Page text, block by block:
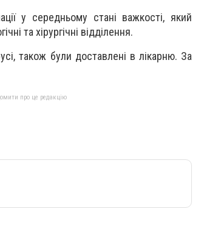
у середньому стані важкості, який
та хірургічні відділення.
також були доставлені в лікарню. За
про це редакцію